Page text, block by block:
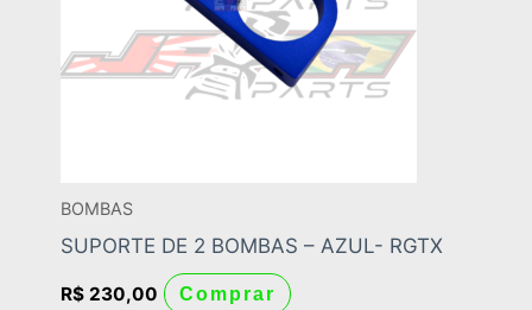
BOMBAS
SUPORTE DE 2 BOMBAS – AZUL- RGTX
R$ 230,00 Comprar